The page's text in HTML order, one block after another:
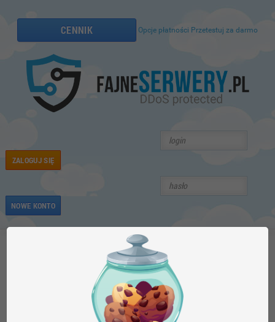
CENNIK Opcje płatności Przetestuj za darmo
ZALOGUJ SIĘ
NOWE KONTO
Minecraft skin Saber_Mage
dla wersji: 1.9, 1.8, 1.7, 1.6,